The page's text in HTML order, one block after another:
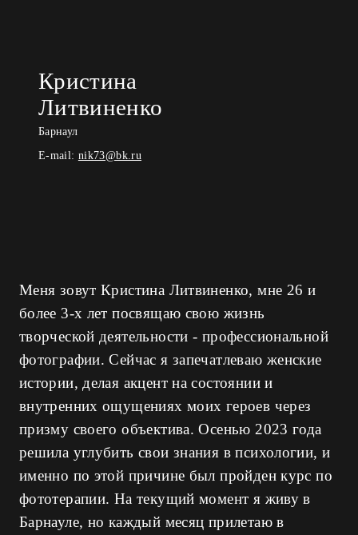
Кристина
Литвиненко
Барнаул
E-mail: nik73@bk.ru
Меня зовут Кристина Литвиненко, мне 26 и
более 3-х лет посвящаю свою жизнь
творческой деятельности - профессиональной
фотографии. Сейчас я запечатлеваю женские
истории, делая акцент на состоянии и
внутренних ощущениях моих героев через
призму своего объектива. Осенью 2023 года
решила углубить свои знания в психологии, и
именно по этой причине был пройден курс по
фототерапии. На текущий момент я живу в
Барнауле, но каждый месяц прилетаю в